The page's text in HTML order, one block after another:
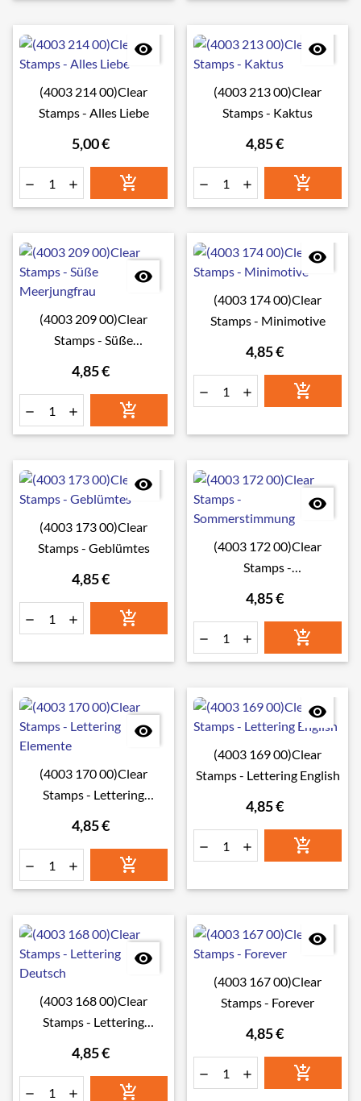

(4003 214 00)Clear
Stamps - Alles Liebe
5,00 €
  

(4003 213 00)Clear
Stamps - Kaktus
4,85 €
  

(4003 209 00)Clear
Stamps - Süße
4,85 €
  

(4003 174 00)Clear
Stamps - Minimotive
4,85 €
  

(4003 173 00)Clear
Stamps - Geblümtes
4,85 €
  

(4003 172 00)Clear
Stamps -
4,85 €
  

(4003 170 00)Clear
Stamps - Lettering
4,85 €
  

(4003 169 00)Clear
Stamps - Lettering English
4,85 €
  

(4003 168 00)Clear
Stamps - Lettering
4,85 €
  

(4003 167 00)Clear
Stamps - Forever
4,85 €
  